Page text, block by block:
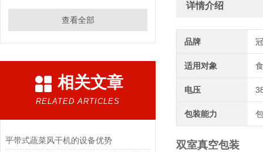
查看全部
相关文章
RELATED ARTICLES
平带式蔬菜风干机的设备优势
详情介绍
品牌
适用对象
电压
包装能力
双室真空包装